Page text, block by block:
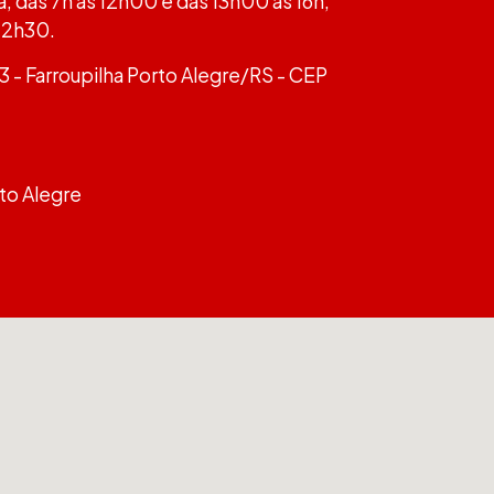
- Farroupilha Porto Alegre/RS - CEP
Alegre